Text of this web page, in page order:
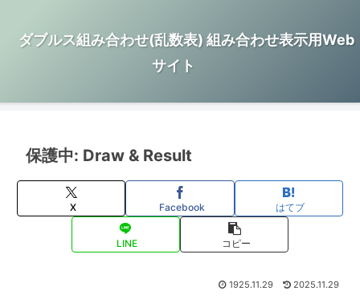
ダブルス組み合わせ(乱数表) 組み合わせ表示用Web
サイト
保護中: Draw & Result
X Facebook はてブ
LINE コピー
1925.11.29 2025.11.29